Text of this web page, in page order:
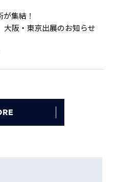
集結！
大阪・東京出展のお知らせ